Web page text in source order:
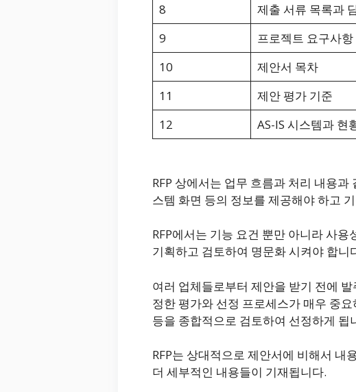
8
제출 서류 목록과
9
프로젝트 요구사항
10
제안서 목차
11
제안 평가 기준
12
AS-IS 시스템과 현
RFP 상에서는 업무 흐름과 처리 내용
스템 화면 등의 정보를 제공해야 하고
RFP에서는 기능 요건 뿐만 아니라 사
기획하고 검토하여 명문화 시켜야 합니
여러 업체들로부터 제안을 받기 전에
정한 평가와 선정 프로세스가 매우 중
등을 종합적으로 검토하여 선정하게 됩
RFP는 상대적으로 제안서에 비해서 내
더 세부적인 내용들이 기재됩니다.